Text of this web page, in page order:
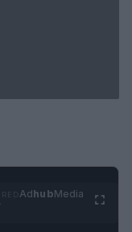
AdhubMedia